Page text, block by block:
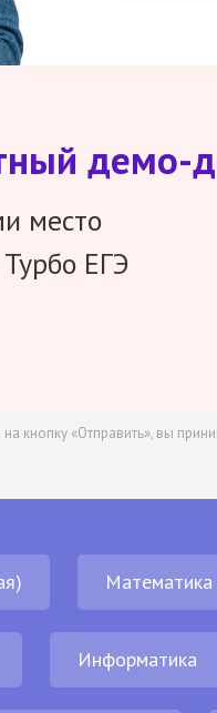
демо-
место
ЕГЭ
кнопку «Отправить», вы
Математика
Информатика